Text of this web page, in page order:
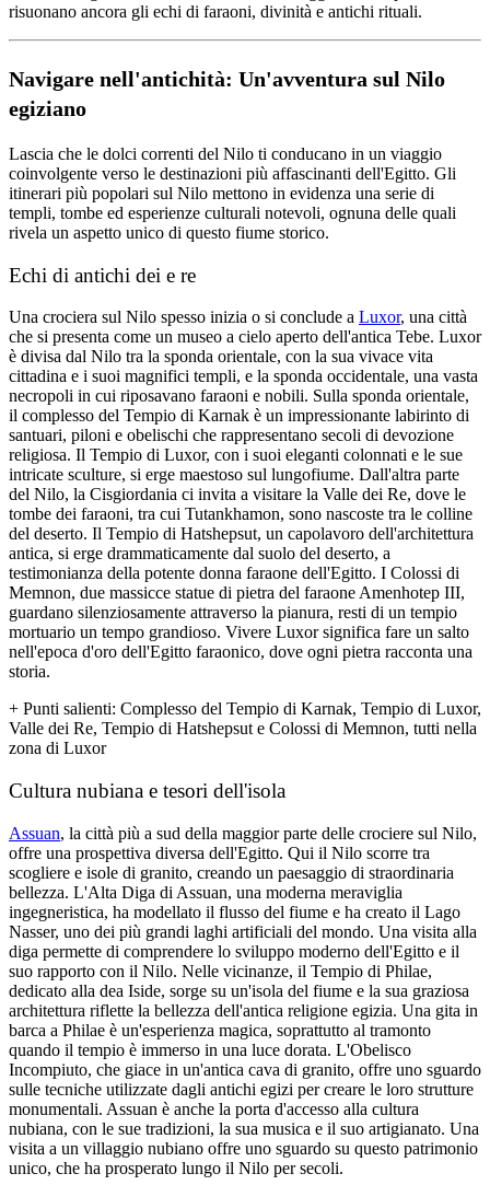
risuonano ancora gli echi di faraoni, divinità e antichi rituali.
Navigare nell'antichità: Un'avventura sul Nilo
egiziano
Lascia che le dolci correnti del Nilo ti conducano in un viaggio
coinvolgente verso le destinazioni più affascinanti dell'Egitto. Gli
itinerari più popolari sul Nilo mettono in evidenza una serie di
templi, tombe ed esperienze culturali notevoli, ognuna delle quali
rivela un aspetto unico di questo fiume storico.
Echi di antichi dei e re
Una crociera sul Nilo spesso inizia o si conclude a Luxor, una città
che si presenta come un museo a cielo aperto dell'antica Tebe. Luxor
è divisa dal Nilo tra la sponda orientale, con la sua vivace vita
cittadina e i suoi magnifici templi, e la sponda occidentale, una vasta
necropoli in cui riposavano faraoni e nobili. Sulla sponda orientale,
il complesso del Tempio di Karnak è un impressionante labirinto di
santuari, piloni e obelischi che rappresentano secoli di devozione
religiosa. Il Tempio di Luxor, con i suoi eleganti colonnati e le sue
intricate sculture, si erge maestoso sul lungofiume. Dall'altra parte
del Nilo, la Cisgiordania ci invita a visitare la Valle dei Re, dove le
tombe dei faraoni, tra cui Tutankhamon, sono nascoste tra le colline
del deserto. Il Tempio di Hatshepsut, un capolavoro dell'architettura
antica, si erge drammaticamente dal suolo del deserto, a
testimonianza della potente donna faraone dell'Egitto. I Colossi di
Memnon, due massicce statue di pietra del faraone Amenhotep III,
guardano silenziosamente attraverso la pianura, resti di un tempio
mortuario un tempo grandioso. Vivere Luxor significa fare un salto
nell'epoca d'oro dell'Egitto faraonico, dove ogni pietra racconta una
storia.
+ Punti salienti: Complesso del Tempio di Karnak, Tempio di Luxor,
Valle dei Re, Tempio di Hatshepsut e Colossi di Memnon, tutti nella
zona di Luxor
Cultura nubiana e tesori dell'isola
Assuan, la città più a sud della maggior parte delle crociere sul Nilo,
offre una prospettiva diversa dell'Egitto. Qui il Nilo scorre tra
scogliere e isole di granito, creando un paesaggio di straordinaria
bellezza. L'Alta Diga di Assuan, una moderna meraviglia
ingegneristica, ha modellato il flusso del fiume e ha creato il Lago
Nasser, uno dei più grandi laghi artificiali del mondo. Una visita alla
diga permette di comprendere lo sviluppo moderno dell'Egitto e il
suo rapporto con il Nilo. Nelle vicinanze, il Tempio di Philae,
dedicato alla dea Iside, sorge su un'isola del fiume e la sua graziosa
architettura riflette la bellezza dell'antica religione egizia. Una gita in
barca a Philae è un'esperienza magica, soprattutto al tramonto
quando il tempio è immerso in una luce dorata. L'Obelisco
Incompiuto, che giace in un'antica cava di granito, offre uno sguardo
sulle tecniche utilizzate dagli antichi egizi per creare le loro strutture
monumentali. Assuan è anche la porta d'accesso alla cultura
nubiana, con le sue tradizioni, la sua musica e il suo artigianato. Una
visita a un villaggio nubiano offre uno sguardo su questo patrimonio
unico, che ha prosperato lungo il Nilo per secoli.